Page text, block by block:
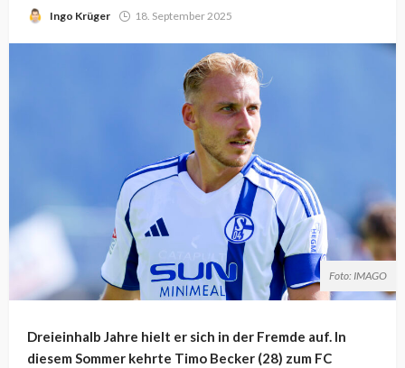
Ingo Krüger 18. September 2025
Foto: IMAGO
Dreieinhalb Jahre hielt er sich in der Fremde auf. In
diesem Sommer kehrte Timo Becker (28) zum FC